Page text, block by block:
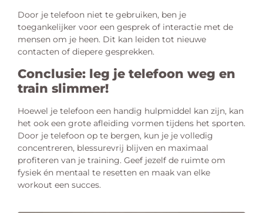
Door je telefoon niet te gebruiken, ben je
toegankelijker voor een gesprek of interactie met de
mensen om je heen. Dit kan leiden tot nieuwe
contacten of diepere gesprekken.
Conclusie: leg je telefoon weg en
train slimmer!
Hoewel je telefoon een handig hulpmiddel kan zijn, kan
het ook een grote afleiding vormen tijdens het sporten.
Door je telefoon op te bergen, kun je je volledig
concentreren, blessurevrij blijven en maximaal
profiteren van je training. Geef jezelf de ruimte om
fysiek én mentaal te resetten en maak van elke
workout een succes.